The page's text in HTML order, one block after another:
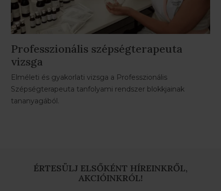
Professzionális szépségterapeuta
vizsga
Elméleti és gyakorlati vizsga a Professzionális
Szépségterapeuta tanfolyami rendszer blokkjainak
tananyagából.
ÉRTESÜLJ ELSŐKÉNT HÍREINKRŐL,
AKCIÓINKRÓL!